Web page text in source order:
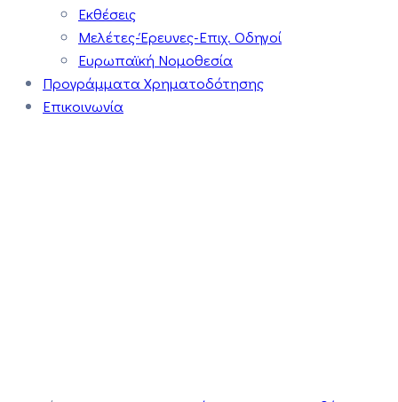
Εκθέσεις
Μελέτες-Έρευνες-Επιχ. Οδηγοί
Ευρωπαϊκή Νομοθεσία
Προγράμματα Χρηματοδότησης
Επικοινωνία